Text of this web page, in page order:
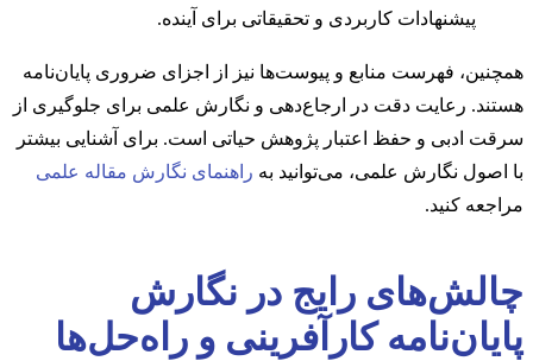
پیشنهادات کاربردی و تحقیقاتی برای آینده.
همچنین، فهرست منابع و پیوست‌ها نیز از اجزای ضروری پایان‌نامه
هستند. رعایت دقت در ارجاع‌دهی و نگارش علمی برای جلوگیری از
سرقت ادبی و حفظ اعتبار پژوهش حیاتی است. برای آشنایی بیشتر
با اصول نگارش علمی، می‌توانید به راهنمای نگارش مقاله علمی
مراجعه کنید.
چالش‌های رایج در نگارش
پایان‌نامه کارآفرینی و راه‌حل‌ها